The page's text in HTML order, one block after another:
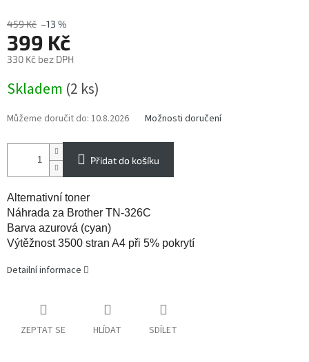
459 Kč –13 %
399 Kč
330 Kč bez DPH
cena:
Skladem (2 ks)
Můžeme doručit do: 10.8.2026 Možnosti doručení
Přidat do košíku
Alternativní toner
Náhrada za Brother TN-326C
Barva azurová (cyan)
Výtěžnost 3500 stran A4 při 5% pokrytí
Detailní informace
ZEPTAT SE HLÍDAT SDÍLET